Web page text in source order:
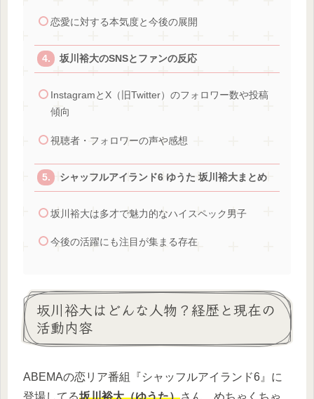
恋愛に対する本気度と今後の展開
坂川裕大のSNSとファンの反応
InstagramとX（旧Twitter）のフォロワー数や投稿
傾向
視聴者・フォロワーの声や感想
シャッフルアイランド6 ゆうた 坂川裕大まとめ
坂川裕大は多才で魅力的なハイスペック男子
今後の活躍にも注目が集まる存在
坂川裕大はどんな人物？経歴と現在の
活動内容
ABEMAの恋リア番組『シャッフルアイランド6』に